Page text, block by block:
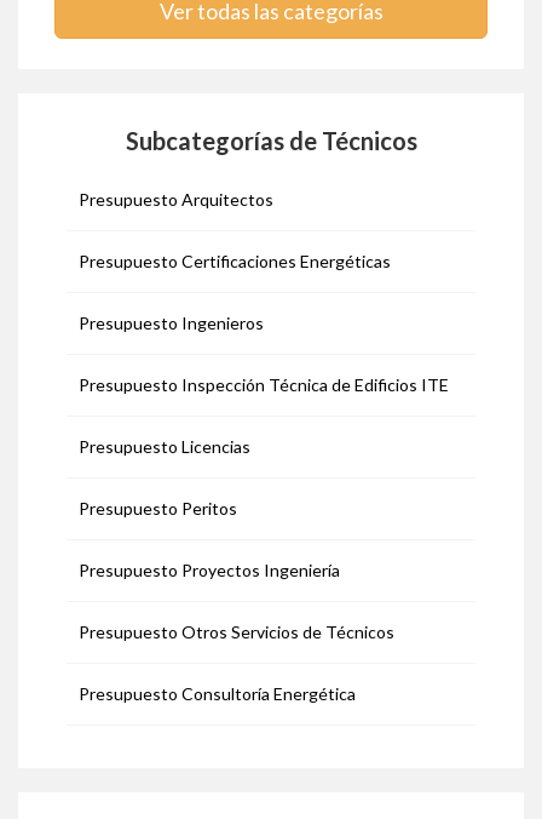
Ver todas las categorías
Subcategorías de Técnicos
Presupuesto Arquitectos
Presupuesto Certificaciones Energéticas
Presupuesto Ingenieros
Presupuesto Inspección Técnica de Edificios ITE
Presupuesto Licencias
Presupuesto Peritos
Presupuesto Proyectos Ingeniería
Presupuesto Otros Servicios de Técnicos
Presupuesto Consultoría Energética